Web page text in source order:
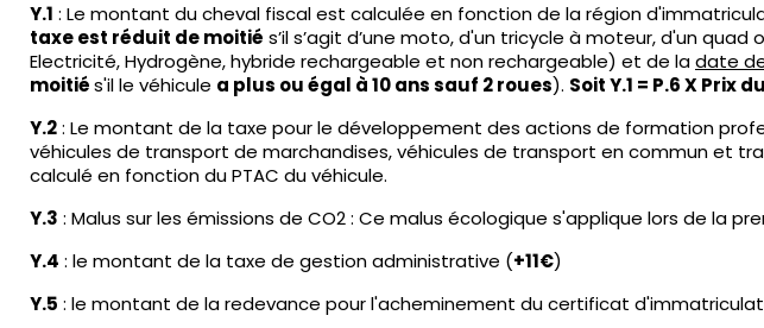
Y.1 : Le montant du cheval fiscal est calculée en fonction de la région
taxe est réduit de moitié s’il s’agit d’une moto, d'un tricycle à moteur, d'un quad
Electricité, Hydrogène, hybride rechargeable et non rechargeable) et de ladate
moitiés'il le véhicule a plus ou égal à 10 ans sauf 2 roues). Soit Y.1 = P.6 X Prix
Y.2: Le montant de la taxe pour le développement des actions de formation
véhicules de transport de marchandises, véhicules de transport en commun et
calculé en fonction du PTAC du véhicule.
Y.3 : Malus sur les émissions de CO2 : Ce malus écologique s'applique lors de la
Y.4 : le montant de la taxe de gestion administrative (+11€)
Y.5 : le montant de la redevance pour l'acheminement du certificat